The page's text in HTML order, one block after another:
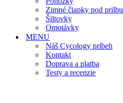
Zimné čiapky pod prilbu
Šiltovky
Omotávky
MENU
Náš Cycology príbeh
Kontakt
Doprava a platba
Testy a recenzie